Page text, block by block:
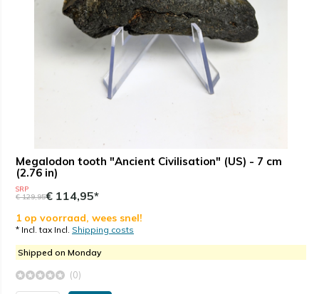
Megalodon tooth "Ancient Civilisation" (US) - 7 cm
(2.76 in)
SRP
€ 129,95€ 114,95*
1 op voorraad, wees snel!
* Incl. tax Incl. Shipping costs
Shipped on Monday
(0)